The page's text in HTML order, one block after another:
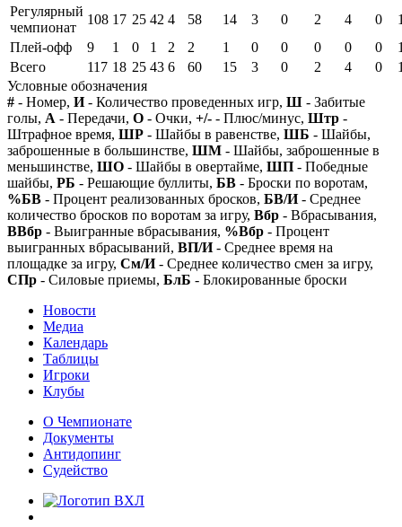
Регулярный
чемпионат
108 17 25 42 4 58 14 3 0 2 4 0
Плей-офф
9 1 0 1 2 2 1 0 0 0 0 0
Всего
117 18 25 43 6 60 15 3 0 2 4 0
Условные обозначения
# - Номер, И- Количество проведенных игр, Ш - Забитые
голы, А - Передачи, О - Очки, +/- - Плюс/минус, Штр -
Штрафное время, ШР - Шайбы в равенстве, ШБ - Шайбы,
заброшенные в большинстве, ШМ - Шайбы, заброшенные в
меньшинстве, ШО - Шайбы в овертайме, ШП - Победные
шайбы, РБ - Решающие буллиты, БВ - Броски по воротам,
%БВ - Процент реализованных бросков, БВ/И- Среднее
количество бросков по воротам за игру, Вбр - Вбрасывания,
ВВбр - Выигранные вбрасывания, %Вбр - Процент
выигранных вбрасываний, ВП/И- Среднее время на
площадке за игру, См/И- Среднее количество смен за игру,
СПр - Силовые приемы, БлБ - Блокированные броски
Новости
Медиа
Календарь
Таблицы
Игроки
Клубы
О Чемпионате
Документы
Антидопинг
Судейство